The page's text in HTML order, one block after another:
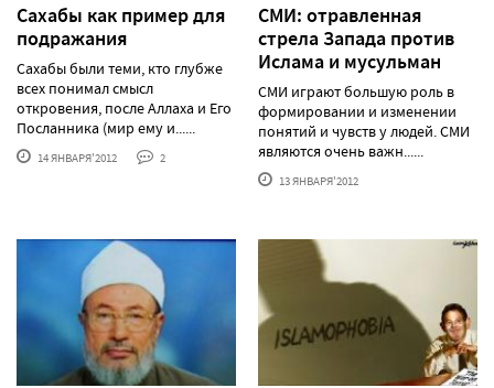
Сахабы как пример для
подражания
Сахабы были теми, кто глубже
всех понимал смысл
откровения, после Аллаха и Его
Посланника (мир ему и......
14 ЯНВАРЯ'2012 2
СМИ: отравленная
стрела Запада против
Ислама и мусульман
СМИ играют большую роль в
формировании и изменении
понятий и чувств у людей. СМИ
являются очень важн......
13 ЯНВАРЯ'2012